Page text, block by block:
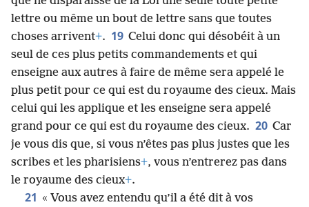
lettre ou même un bout de lettre sans que toutes
choses arrivent+. 19 Celui donc qui désobéit à un
seul de ces plus petits commandements et qui
enseigne aux autres à faire de même sera appelé le
plus petit pour ce qui est du royaume des cieux. Mais
celui qui les applique et les enseigne sera appelé
grand pour ce qui est du royaume des cieux. 20 Car
je vous dis que, si vous n’êtes pas plus justes que les
scribes et les pharisiens+, vous n’entrerez pas dans
le royaume des cieux+.
21 « Vous avez entendu qu’il a été dit à vos